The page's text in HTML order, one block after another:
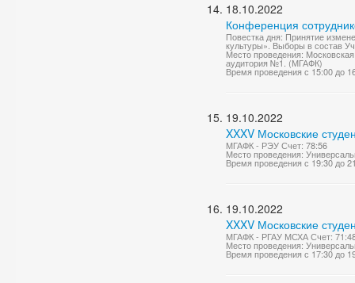
18.10.2022
Конференция
Повестка дня: Принятие
культуры». Выборы в состав
Место проведения:
аудитория №1. (МГАФК)
Время проведения с 15:00 до
19.10.2022
XXXV Московские
МГАФК - РЭУ Счет: 78:56
Место проведения:
Время проведения с 19:30 до
19.10.2022
XXXV Московские
МГАФК - РГАУ МСХА Счет:
Место проведения:
Время проведения с 17:30 до